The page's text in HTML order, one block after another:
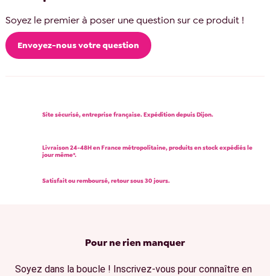
Soyez le premier à poser une question sur ce produit !
Envoyez-nous votre question
Site sécurisé, entreprise française. Expédition depuis Dijon.
Livraison 24-48H en France métropolitaine, produits en stock expédiés le
jour même*.
Satisfait ou remboursé, retour sous 30 jours.
Pour ne rien manquer
Soyez dans la boucle ! Inscrivez-vous pour connaître en